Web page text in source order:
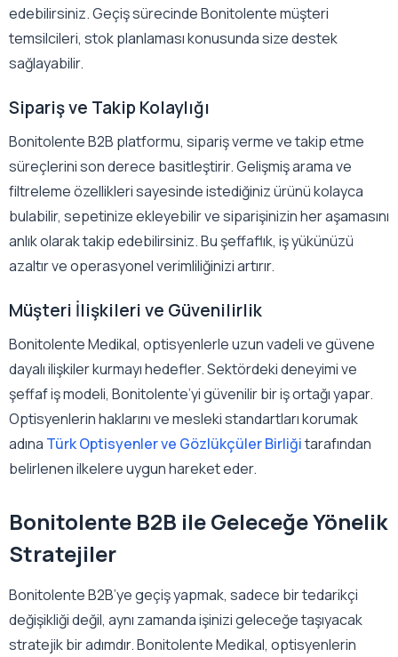
edebilirsiniz. Geçiş sürecinde Bonitolente müşteri
temsilcileri, stok planlaması konusunda size destek
sağlayabilir.
Sipariş ve Takip Kolaylığı
Bonitolente B2B platformu, sipariş verme ve takip etme
süreçlerini son derece basitleştirir. Gelişmiş arama ve
filtreleme özellikleri sayesinde istediğiniz ürünü kolayca
bulabilir, sepetinize ekleyebilir ve siparişinizin her aşamasını
anlık olarak takip edebilirsiniz. Bu şeffaflık, iş yükünüzü
azaltır ve operasyonel verimliliğinizi artırır.
Müşteri İlişkileri ve Güvenilirlik
Bonitolente Medikal, optisyenlerle uzun vadeli ve güvene
dayalı ilişkiler kurmayı hedefler. Sektördeki deneyimi ve
şeffaf iş modeli, Bonitolente’yi güvenilir bir iş ortağı yapar.
Optisyenlerin haklarını ve mesleki standartları korumak
adına Türk Optisyenler ve Gözlükçüler Birliğitarafından
belirlenen ilkelere uygun hareket eder.
Bonitolente B2B ile Geleceğe Yönelik
Stratejiler
Bonitolente B2B’ye geçiş yapmak, sadece bir tedarikçi
değişikliği değil, aynı zamanda işinizi geleceğe taşıyacak
stratejik bir adımdır. Bonitolente Medikal, optisyenlerin